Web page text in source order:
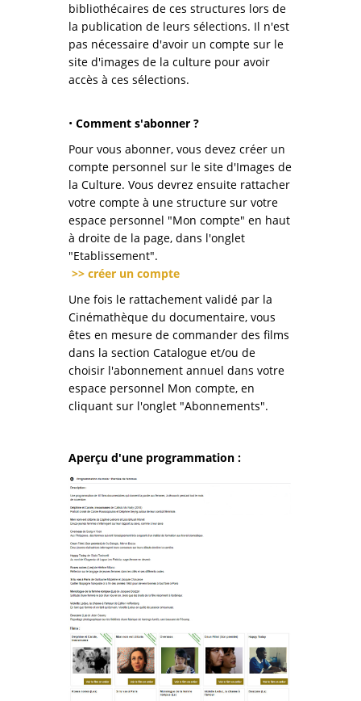
bibliothécaires de ces structures lors de
la publication de leurs sélections. Il n'est
pas nécessaire d'avoir un compte sur le
site d'images de la culture pour avoir
accès à ces sélections.
• Comment s'abonner ?
Pour vous abonner, vous devez créer un
compte personnel sur le site d'Images de
la Culture. Vous devrez ensuite rattacher
votre compte à une structure sur votre
espace personnel "Mon compte" en haut
à droite de la page, dans l'onglet
"Etablissement".
>> créer un compte
Une fois le rattachement validé par la
Cinémathèque du documentaire, vous
êtes en mesure de commander des films
dans la section Catalogue et/ou de
choisir l'abonnement annuel dans votre
espace personnel Mon compte, en
cliquant sur l'onglet "Abonnements".
Aperçu d'une programmation :